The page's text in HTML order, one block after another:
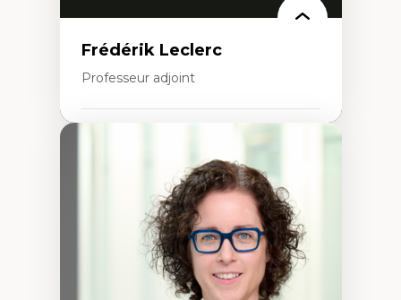
Frédérik Leclerc
Professeur adjoint
Théories et pratiques de l’urbanisme
Urbanisme durable
Histoire de l’urbanisme
Théories sur la
territorialité/territorialisation